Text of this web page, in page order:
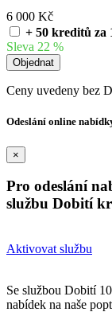
6 000 Kč
+ 50 kreditů za
Sleva 22 %
Ceny uvedeny bez
Odeslání online
×
Pro odeslání
službu Dobití
Aktivovat službu
Se službou Dobití
nabídek na naše